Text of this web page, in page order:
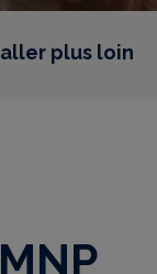
plus loin